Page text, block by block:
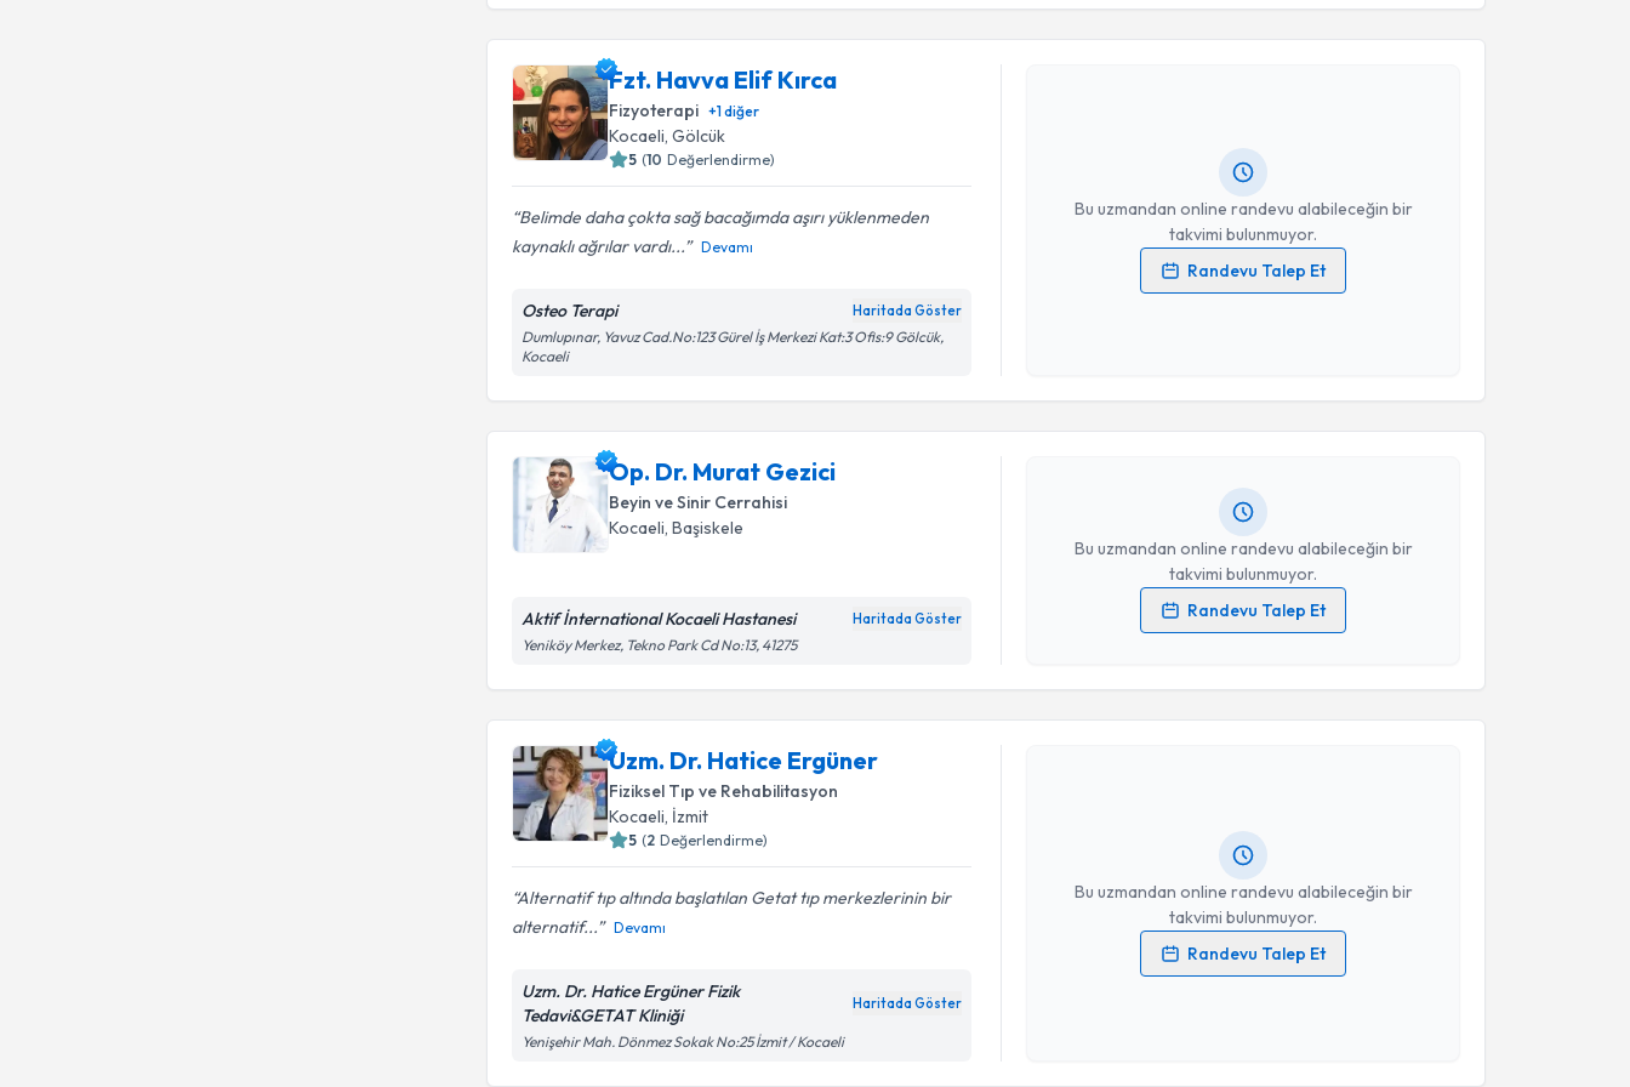
Fzt. Havva Elif Kırca
Fizyoterapi +1diğer
Kocaeli, Gölcük
5 (10 Değerlendirme)
Belimde daha çokta sağ bacağımda aşırı yüklenmeden
kaynaklı ağrılar vardı...
Devamı
Osteo Terapi Haritada Göster
Dumlupınar, Yavuz Cad.No:123 Gürel İş Merkezi Kat:3 Ofis:9 Gölcük,
Kocaeli
Bu uzmandan online randevu alabileceğin bir
takvimi bulunmuyor.
Randevu Talep Et
Kişisel verilerimin işlenmesine ilişkinAydınlatma Metni
Op. Dr. Murat Gezici
Beyin ve Sinir Cerrahisi
Kocaeli, Başiskele
Aktif İnternational Kocaeli Hastanesi Haritada Göster
Yeniköy Merkez, Tekno Park Cd No:13, 41275
Bu uzmandan online randevu alabileceğin bir
takvimi bulunmuyor.
Randevu Talep Et
Kişisel verilerimin işlenmesine ilişkinAydınlatma Metni
işlenmesini kabul ediyorum.
Uzm. Dr. Hatice Ergüner
Fiziksel Tıp ve Rehabilitasyon
Kocaeli, İzmit
5 (2 Değerlendirme)
Alternatif tıp altında başlatılan Getat tıp merkezlerinin bir
alternatif...
Devamı
Uzm. Dr. Hatice Ergüner Fizik
Tedavi&GETAT Kliniği
Haritada Göster
Yenişehir Mah. Dönmez Sokak No:25 İzmit / Kocaeli
Bu uzmandan online randevu alabileceğin bir
takvimi bulunmuyor.
Randevu Talep Et
Kişisel verilerimin işlenmesine ilişkinAydınlatma Metni
Randevu Takvimi Talebi